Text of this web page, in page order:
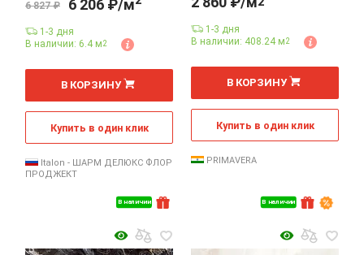
В наличии
6 827 ₽ 6 206 ₽/м
1-3 дня
В наличии: 6.4 м2
м
В КОРЗИНУ
Купить в один клик
Italon - ШАРМ ДЕЛЮКС ФЛОР
ПРОДЖЕКТ
В наличии
1-3 дня
В наличии: 408.24 м2
м
В КОРЗИНУ
Купить в один клик
PRIMAVERA